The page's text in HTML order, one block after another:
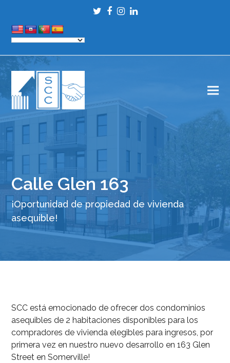
Twitter
Facebook
Instagram
LinkedIn
Calle Glen 163
¡Oportunidad de propiedad de vivienda
asequible!
SCC está emocionado de ofrecer dos condominios
asequibles de 2 habitaciones disponibles para los
compradores de vivienda elegibles para ingresos, por
primera vez en nuestro nuevo desarrollo en 163 Glen
Street en Somerville!